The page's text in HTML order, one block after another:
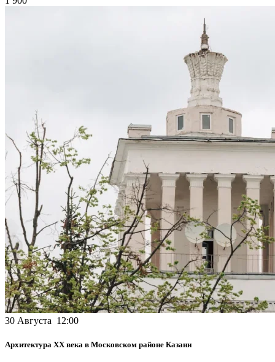
30 Августа 12:00
Архитектура XX века в Московском районе Казани